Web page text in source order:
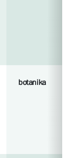
botanika